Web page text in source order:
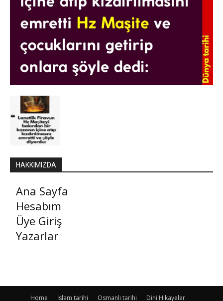
HAKKIMIZDA
Ana Sayfa
Hesabım
Üye Giriş
Yazarlar
Home İslam tarihi Osmanlı tarihi Dini Hikayeler